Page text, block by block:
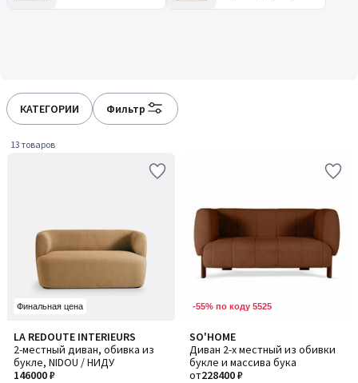
КАТЕГОРИИ Фильтр
13 товаров
Финальная цена
LA REDOUTE INTERIEURS
2-местный диван, обивка из
букле, NIDOU / НИДУ
146000 ₽
4,7
/ 5
-55% по коду 5525
SO'HOME
Диван 2-х местный из обивки
букле и массива бука
от228400 ₽
Количество
цветов:
6